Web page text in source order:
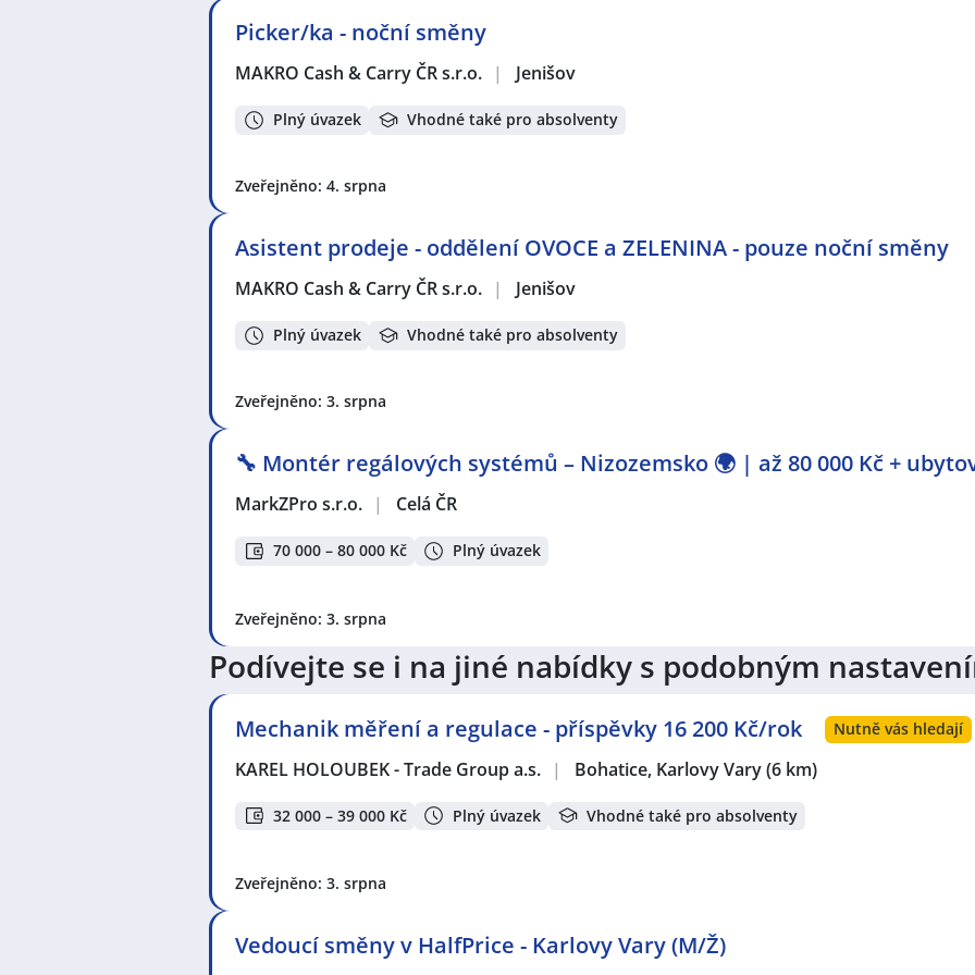
Picker/ka - noční směny
MAKRO Cash & Carry ČR s.r.o. | Jenišov
Plný úvazek Vhodné také pro absolventy
Zveřejněno: 4. srpna
Asistent prodeje - oddělení OVOCE a ZELENINA - pouze noční směny
MAKRO Cash & Carry ČR s.r.o. | Jenišov
Plný úvazek Vhodné také pro absolventy
Zveřejněno: 3. srpna
🔧 Montér regálových systémů – Nizozemsko 🌍 | až 80 000 Kč +
MarkZPro s.r.o. | Celá ČR
70 000 – 80 000 Kč Plný úvazek
Zveřejněno: 3. srpna
Podívejte se i na jiné nabídky s podobným
Mechanik měření a regulace - příspěvky 16 200 Kč/rok Nutně vás hledají
KAREL HOLOUBEK - Trade Group a.s. | Bohatice, Karlovy Vary(6 km)
32 000 – 39 000 Kč Plný úvazek Vhodné také pro absolventy
Zveřejněno: 3. srpna
Vedoucí směny v HalfPrice - Karlovy Vary (M/Ž)